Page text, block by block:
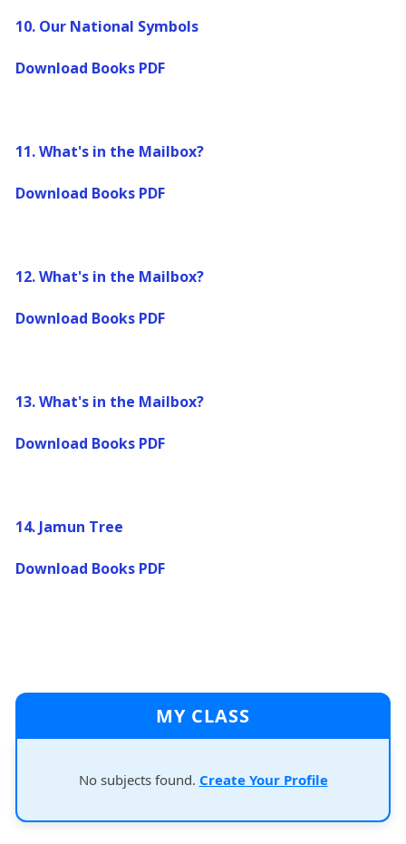
10. Our National Symbols
Download Books PDF
11.What's in the Mailbox?
Download Books PDF
12.What's in the Mailbox?
Download Books PDF
13.What's in the Mailbox?
Download Books PDF
14. Jamun Tree
Download Books PDF
MY CLASS
No subjects found. Create Your Profile